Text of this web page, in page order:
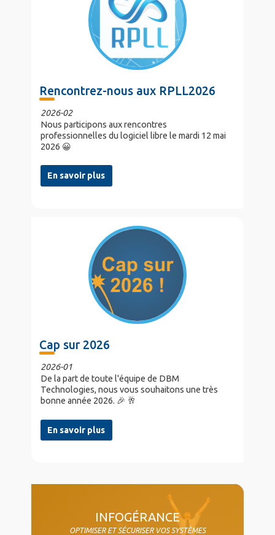
Rencontrez-nous aux RPLL2026
2026-02
Nous participons aux rencontres
professionnelles du logiciel libre le mardi 12 mai
2026 😀
En savoir plus
Cap sur 2026
2026-01
De la part de toute l'équipe de DBM
Technologies, nous vous souhaitons une très
bonne année 2026. 🎉 🥂
En savoir plus
INFOGÉRANCE
OPTIMISER ET SÉCURISER VOS SYSTÈMES